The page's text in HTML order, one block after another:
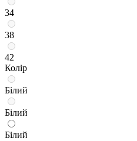
34
38
42
Колір
Білий
Білий
Білий